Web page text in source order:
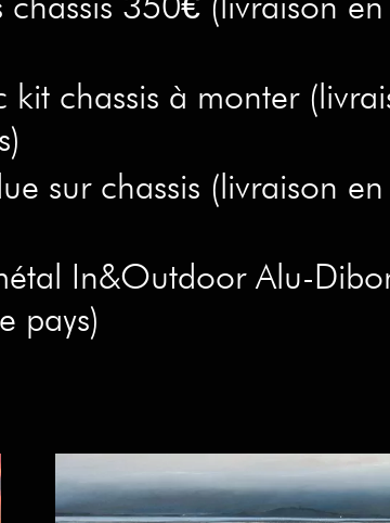
chassis à monter
sur chassis (livraison
In&Outdoor Alu-
pays)